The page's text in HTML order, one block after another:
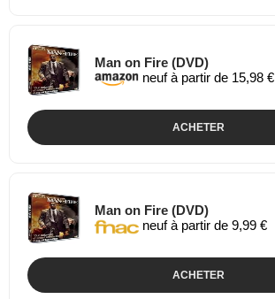
Man on Fire (DVD)
neuf à partir de 15,98 €
ACHETER
Man on Fire (DVD)
neuf à partir de 9,99 €
ACHETER